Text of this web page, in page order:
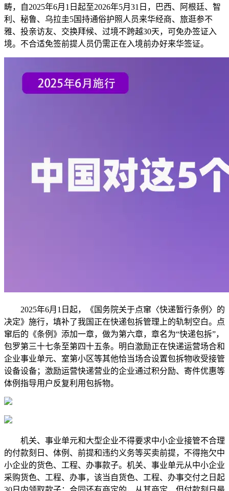
畴，自2025年6月1日起至2026年5月31日，巴西、阿根廷、智
利、秘鲁、乌拉圭5国持通俗护照人员来华经商、旅逛参不
雅、投亲访友、交换拜候、过境不跨越30天，可免办签证入
境。不合适免签前提人员仍需正在入境前办好来华签证。
2025年6月1日起，《国务院关于点窜〈快递暂行条例〉的
决定》施行，填补了我国正在快递包拆管理上的轨制空白。点
窜后的《条例》添加一章，做为第六章，章名为“快递包拆”，
包罗第三十七条至第四十五条。明白激励正在快递运营场合和
企业事业单元、室第小区等其他恰当场合设置包拆物收受接管
设备设备；激励运营快递营业的企业通过积分励、寄件优惠等
体例指导用户反复利用包拆物。
机关、事业单元和大型企业不得要求中小企业接管不合理
的付款刻日、体例、前提和违约义务等买卖前提，不得拖欠中
小企业的货色、工程、办事款子。机关、事业单元从中小企业
采购货色、工程、办事，该当自货色、工程、办事交付之日起